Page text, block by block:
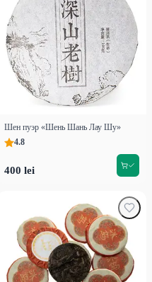
Шен пуэр «Шень Шань Лау Шу»
4.8
400 lei